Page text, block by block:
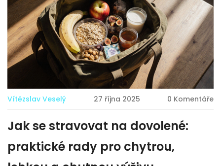
Vítězslav Veselý 27 října 2025 0 Komentáře
Jak se stravovat na dovolené:
praktické rady pro chytrou,